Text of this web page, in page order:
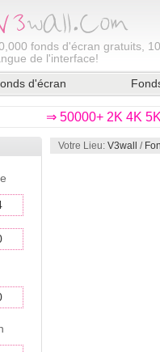
fonds d'écran gratuits,
de l'interface!
d'écran
⇒ 50000+ 2K 4K
Votre Lieu: V3wall /